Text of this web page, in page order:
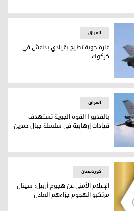
مقتل قيادي إرهابي في سلسلة جبال
بداعش في كركوك
العراق
غارة جوية تطيح بقيادي بداعش في
كركوك
تستهدف قيادات إرهابية في سلسلة
العراق
بالفديو | القوة الجوية تستهدف
قيادات إرهابية في سلسلة جبال حمرين
کوردستان
الإعلام الأمني عن هجوم أربيل: سينال
مرتكبو الهجوم جزاءهم العادل